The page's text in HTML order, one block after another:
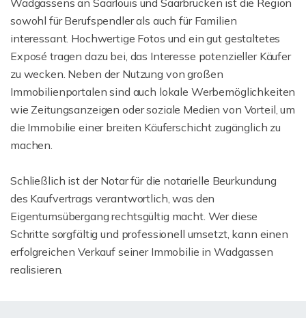
Wadgassens an Saarlouis und Saarbrücken ist die Region
sowohl für Berufspendler als auch für Familien
interessant. Hochwertige Fotos und ein gut gestaltetes
Exposé tragen dazu bei, das Interesse potenzieller Käufer
zu wecken. Neben der Nutzung von großen
Immobilienportalen sind auch lokale Werbemöglichkeiten
wie Zeitungsanzeigen oder soziale Medien von Vorteil, um
die Immobilie einer breiten Käuferschicht zugänglich zu
machen.
Schließlich ist der Notar für die notarielle Beurkundung
des Kaufvertrags verantwortlich, was den
Eigentumsübergang rechtsgültig macht. Wer diese
Schritte sorgfältig und professionell umsetzt, kann einen
erfolgreichen Verkauf seiner Immobilie in Wadgassen
realisieren.